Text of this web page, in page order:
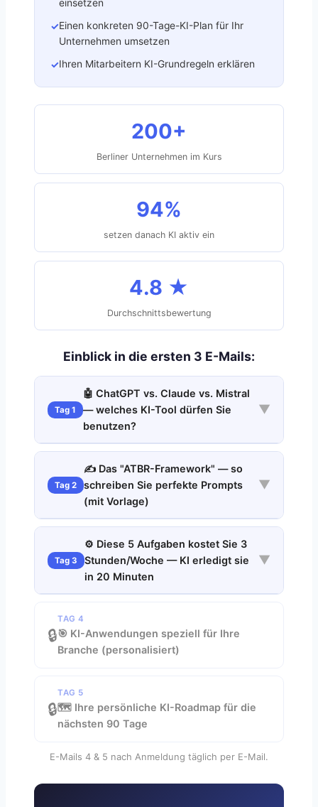
einsetzen
✓Einen konkreten 90-Tage-KI-Plan für Ihr
Unternehmen umsetzen
✓Ihren Mitarbeitern KI-Grundregeln erklären
200+
Berliner Unternehmen im Kurs
94%
setzen danach KI aktiv ein
4.8 ★
Durchschnittsbewertung
Einblick in die ersten 3 E-Mails:
Tag 1
🤖 ChatGPT vs. Claude vs. Mistral
— welches KI-Tool dürfen Sie
benutzen?
▼
Tag 2
✍️ Das "ATBR-Framework" — so
schreiben Sie perfekte Prompts
(mit Vorlage)
▼
Tag 3
⚙️ Diese 5 Aufgaben kostet Sie 3
Stunden/Woche — KI erledigt sie
in 20 Minuten
▼
🔒
TAG 4
🎯 KI-Anwendungen speziell für Ihre
Branche (personalisiert)
🔒
TAG 5
🗺️ Ihre persönliche KI-Roadmap für die
nächsten 90 Tage
E-Mails 4 & 5 nach Anmeldung täglich per E-Mail.